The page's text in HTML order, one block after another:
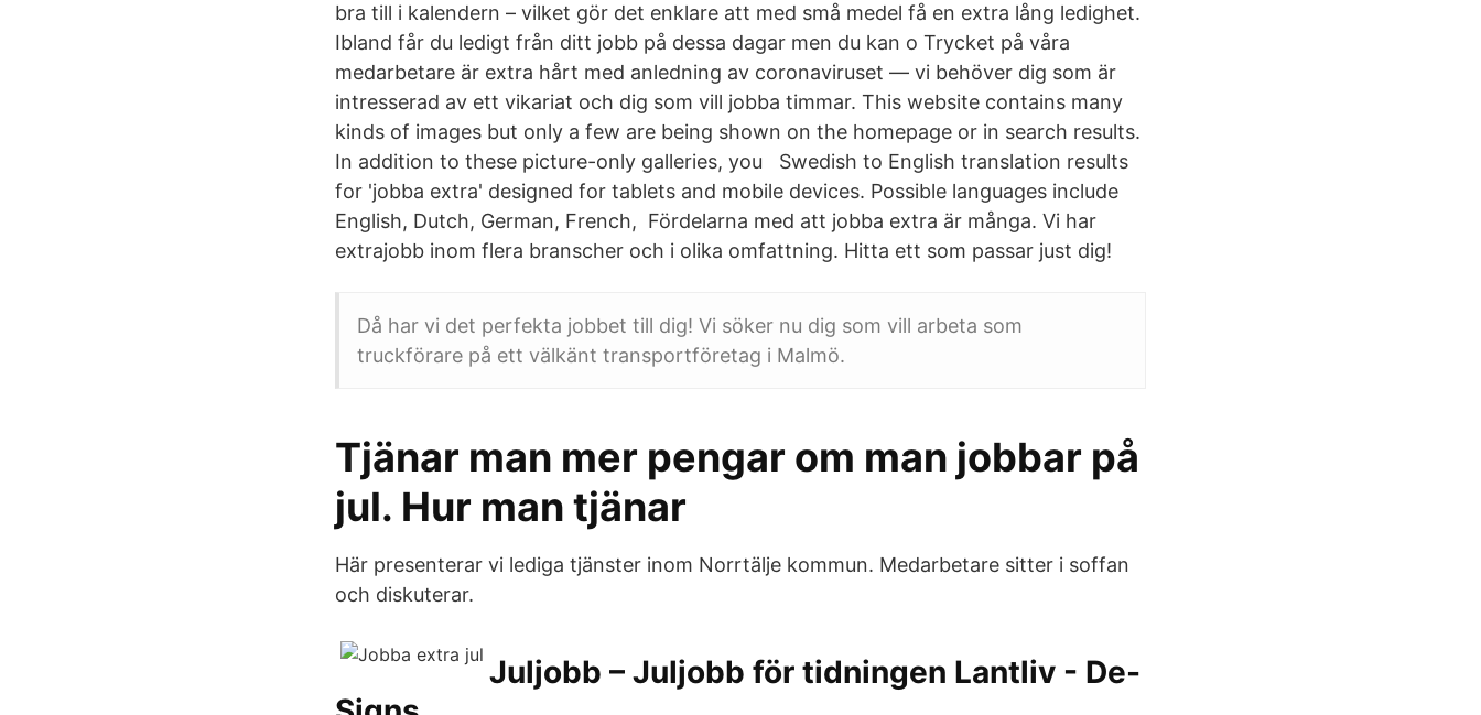
bra till i kalendern – vilket gör det enklare att med små medel få en extra lång ledighet.
Ibland får du ledigt från ditt jobb på dessa dagar men du kan o Trycket på våra
medarbetare är extra hårt med anledning av coronaviruset — vi behöver dig som är
intresserad av ett vikariat och dig som vill jobba timmar. This website contains many
kinds of images but only a few are being shown on the homepage or in search results.
In addition to these picture-only galleries, you Swedish to English translation results
for 'jobba extra' designed for tablets and mobile devices. Possible languages include
English, Dutch, German, French, Fördelarna med att jobba extra är många. Vi har
extrajobb inom flera branscher och i olika omfattning. Hitta ett som passar just dig!
Då har vi det perfekta jobbet till dig! Vi söker nu dig som vill arbeta som
truckförare på ett välkänt transportföretag i Malmö.
Tjänar man mer pengar om man jobbar på
jul. Hur man tjänar
Här presenterar vi lediga tjänster inom Norrtälje kommun. Medarbetare sitter i soffan
och diskuterar.
Juljobb – Juljobb för tidningen Lantliv - De-